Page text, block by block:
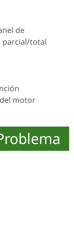
de
parcial/total
motor